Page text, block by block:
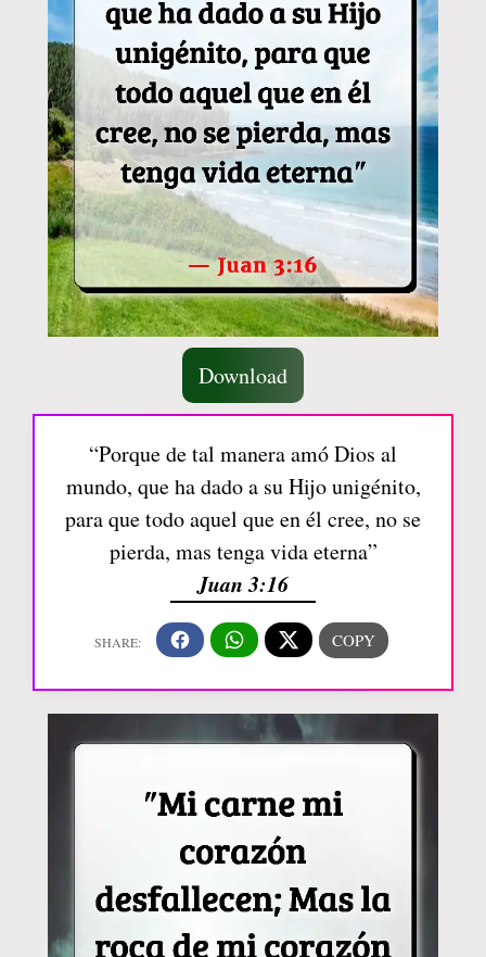
Download
“Porque de tal manera amó Dios al
mundo, que ha dado a su Hijo unigénito,
para que todo aquel que en él cree, no se
pierda, mas tenga vida eterna”
Juan 3:16